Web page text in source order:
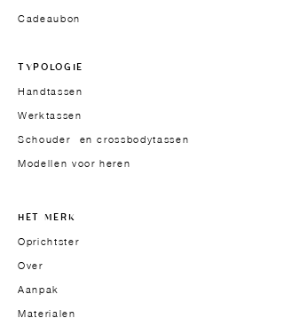
Cadeaubon
TYPOLOGIE
Handtassen
Werktassen
Schouder- en crossbodytassen
Modellen voor heren
HET MERK
Oprichtster
Over
Aanpak
Materialen